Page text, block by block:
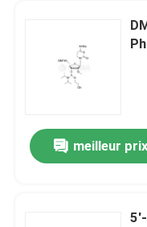
meilleur